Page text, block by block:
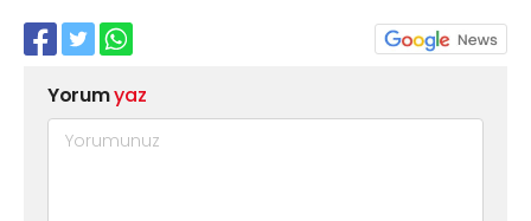
Yorumyaz